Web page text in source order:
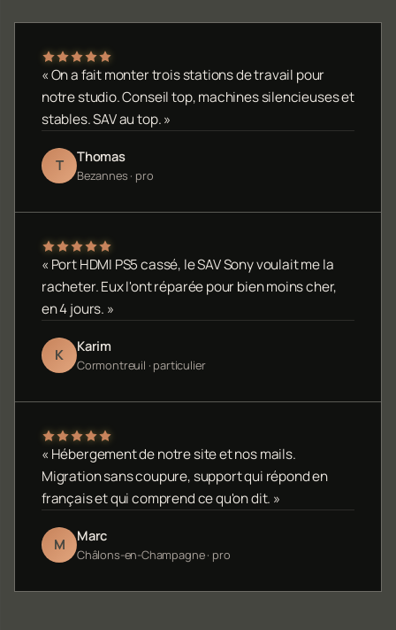
« On a fait monter trois stations de travail pour
notre studio. Conseil top, machines silencieuses et
stables. SAV au top. »
T Thomas
Bezannes · pro
« Port HDMI PS5 cassé, le SAV Sony voulait me la
racheter. Eux l'ont réparée pour bien moins cher,
en 4 jours. »
K Karim
Cormontreuil · particulier
« Hébergement de notre site et nos mails.
Migration sans coupure, support qui répond en
français et qui comprend ce qu'on dit. »
M Marc
Châlons-en-Champagne · pro